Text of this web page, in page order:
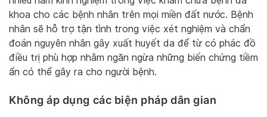
khoa cho các bệnh nhân trên mọi miền đất nước. Bệnh
nhân sẽ hỗ trợ tận tình trong việc xét nghiệm và chẩn
đoán nguyên nhân gây xuất huyết da để từ có phác đồ
điều trị phù hợp nhằm ngăn ngừa những biến chứng tiềm
ẩn có thể gây ra cho người bệnh.
Không áp dụng các biện pháp dân gian